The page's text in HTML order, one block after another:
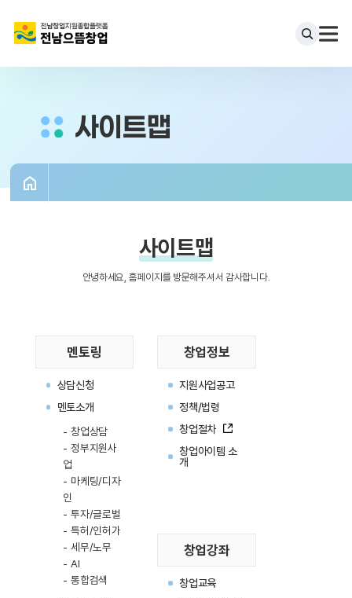
사이트맵
사이트맵
안녕하세요, 홈페이지를 방문해주셔서 감사합니다.
멘토링
상담신청
멘토소개
창업상담
정부지원사
업
마케팅/디자
인
투자/글로벌
특허/인허가
세무/노무
AI
통합검색
창업정보
지원사업공고
정책/법령
창업절차 새창
창업아이템 소
개
창업강좌
창업교육